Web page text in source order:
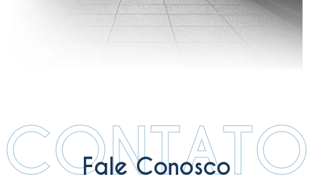
CONTATO
Fale Conosco